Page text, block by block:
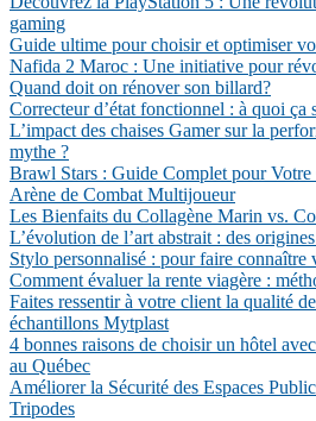
gaming
Guide ultime pour choisir et optimiser
Nafida 2 Maroc : Une initiative pour
Quand doit on rénover son billard?
Correcteur d’état fonctionnel : à quoi ça
L’impact des chaises Gamer sur la
mythe ?
Brawl Stars : Guide Complet pour
Arène de Combat Multijoueur
Les Bienfaits du Collagène Marin vs.
L’évolution de l’art abstrait : des
Stylo personnalisé : pour faire connaître
Comment évaluer la rente viagère :
Faites ressentir à votre client la qualité
échantillons Mytplast
4 bonnes raisons de choisir un hôtel
au Québec
Améliorer la Sécurité des Espaces
Tripodes